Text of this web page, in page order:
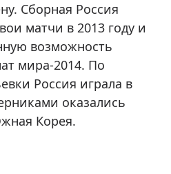
Сборная Россия
матчи в 2013 году и
возможность
мира-2014. По
Россия играла в
оказались
Корея.